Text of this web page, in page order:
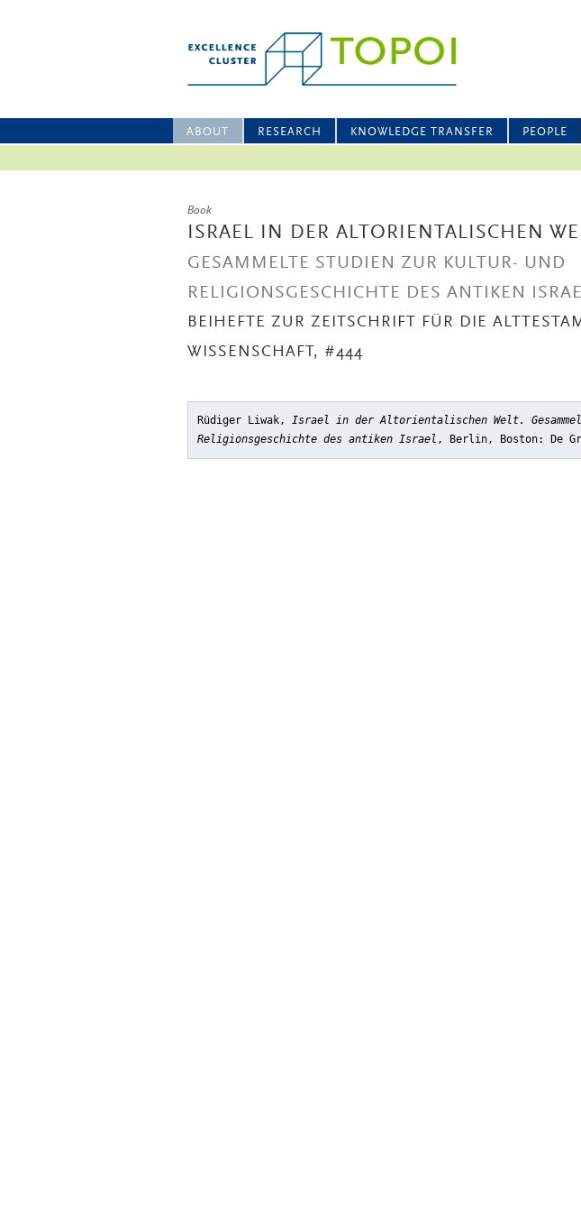
ABOUT RESEARCH KNOWLEDGE TRANSFER PEOPLE
Book
ISRAEL IN DER ALTORIENTALISCHEN
GESAMMELTE STUDIEN ZUR KULTUR- UND
RELIGIONSGESCHICHTE DES ANTIKEN
BEIHEFTE ZUR ZEITSCHRIFT FÜR DIE
WISSENSCHAFT, #444
Rüdiger Liwak, Israel in der Altorientalischen Welt.
Religionsgeschichte des antiken Israel , Berlin, Boston: De